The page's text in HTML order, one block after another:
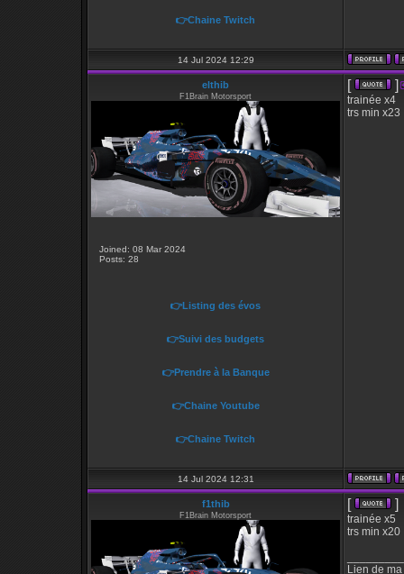
👉Chaine Twitch
14 Jul 2024 12:29
elthib
F1Brain Motorsport
Joined: 08 Mar 2024
Posts: 28
👉Listing des évos
👉Suivi des budgets
👉Prendre à la Banque
👉Chaine Youtube
👉Chaine Twitch
[ ]
trainée x4
trs min x23
14 Jul 2024 12:31
f1thib
F1Brain Motorsport
[ ]
trainée x5
trs min x20
Lien de